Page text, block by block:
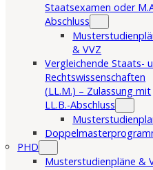
Staatsexamen oder
Abschluss
& VVZ
Vergleichende Staats-
Rechtswissenschaften
(LL.M.) – Zulassung mit
LL.B.-Abschluss
PHD
Musterstudienpläne &